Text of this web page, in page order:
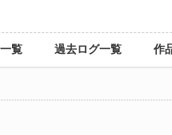
覧 過去ログ一覧 作